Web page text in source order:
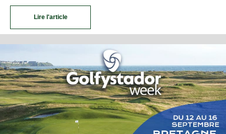
Lire l'article